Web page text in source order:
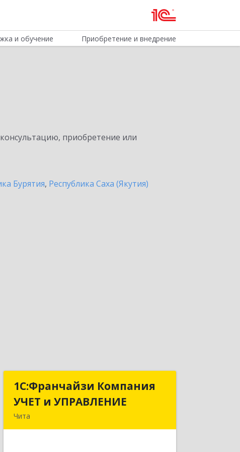
и обучение Приобретение и внедрение
приобретение или
Бурятия, Республика Саха (Якутия)
1С:Франчайзи Компания
УЧЕТ и УПРАВЛЕНИЕ
Чита
1С:Франчайзи Компания
УЧЕТ и УПРАВЛЕНИЕ